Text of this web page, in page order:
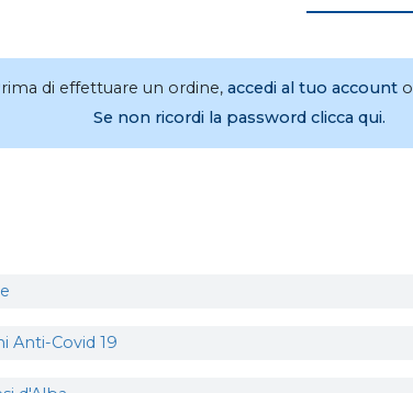
di effettuare un ordine, accedi al tuo accounto
Se non ricordi la password clicca qui.
Anti-Covid 19